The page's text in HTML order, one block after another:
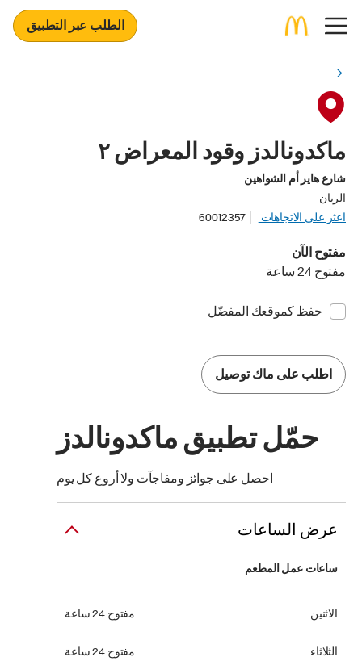
الطلب عبر التطبيق
ماكدونالدز وقود المعراض ٢
شارع هاير أم الشواهين
الريان
اعثر على الاتجاهات
60012357
مفتوح الآن
مفتوح 24 ساعة
حفظ كموقعك المفضّل
اطلب على ماك توصيل
حمّل تطبيق ماكدونالدز
احصل على جوائز ومفاجآت ولا أروع كل يوم
عرض الساعات
ساعات عمل المطعم
الاثنين مفتوح 24 ساعة
الثلاثاء مفتوح 24 ساعة